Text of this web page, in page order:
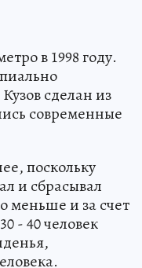
в 1998 году.
сделан из
современные
поскольку
и сбрасывал
меньше и за счет
- 40 человек